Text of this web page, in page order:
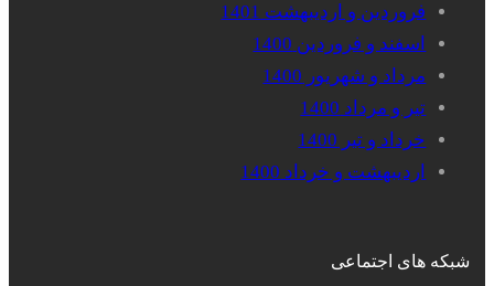
فروردین و اردیبهشت 1401
اسفند و فروردین 1400
مرداد و شهریور 1400
تیر و مرداد 1400
خرداد و تیر 1400
اردیبهشت و خرداد 1400
شبکه های اجتماعی